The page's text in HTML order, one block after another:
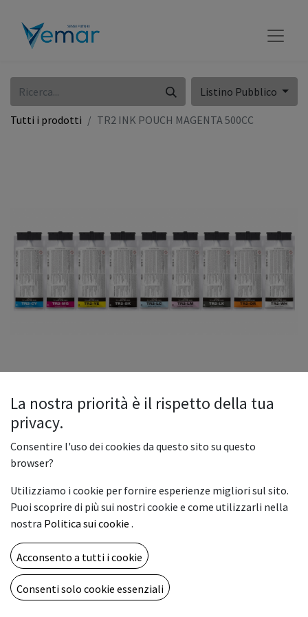
Listino Pubblico
Tutti i prodotti TR2 INK POUCH MAGENTA 500CC
TR2 INK POUCH MAGENTA 500CC
Descrizione
Inchiostro originale Roland TrueVis TR2, in sacche 500cc.
Compatibile con i modelli di plotter VG, SG, VG2, SG2
129,00€
La nostra priorità è il rispetto della tua
privacy.
Consentire l'uso dei cookies da questo sito su questo
browser?
Utilizziamo i cookie per fornire esperienze migliori sul sito.
Puoi scoprire di più sui nostri cookie e come utilizzarli nella
nostra Politica sui cookie .
Acconsento a tutti i cookie
Consenti solo cookie essenziali